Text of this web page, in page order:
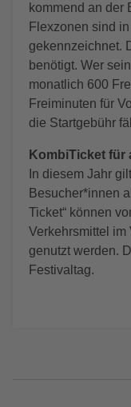
kommend an der
Flexzonen sind
gekennzeichnet.
benötigt. Wer
monatlich 600
Freiminuten für
die Startgebühr
KombiTicket für
In diesem Jahr
Besucher*innen
Ticket“ können
Verkehrsmittel im
genutzt werden.
Festivaltag.